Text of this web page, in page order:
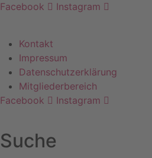
Facebook
Instagram
Kontakt
Impressum
Datenschutzerklärung
Mitgliederbereich
Facebook
Instagram
Suche